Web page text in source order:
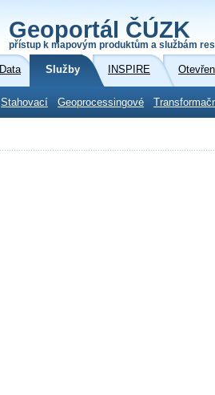
Geoportál ČÚZK
přístup k mapovým produktům a službám
Data Služby INSPIRE
Stahovací Geoprocessingové